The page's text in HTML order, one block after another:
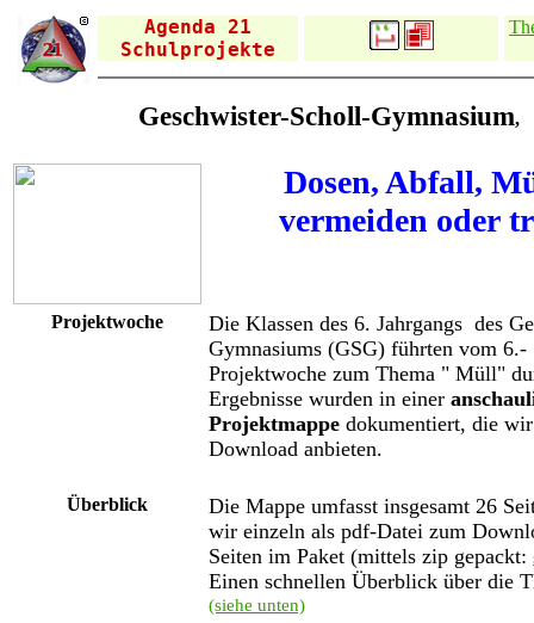
Agenda 21
Schulprojekte
Geschwister-Scholl-Gymnasium,
Dosen, Abfall,
vermeiden oder
Projektwoche
Die Klassen des 6. Jahrgangs des
Gymnasiums (GSG) führten vom 6.-
Projektwoche zum Thema " Müll"
Ergebnisse wurden in einer
Projektmappe dokumentiert, die
Download anbieten.
Überblick
Die Mappe umfasst insgesamt 26
wir einzeln als pdf-Datei zum
Seiten im Paket (mittels zip gepackt:
Einen schnellen Überblick über die
(siehe unten)